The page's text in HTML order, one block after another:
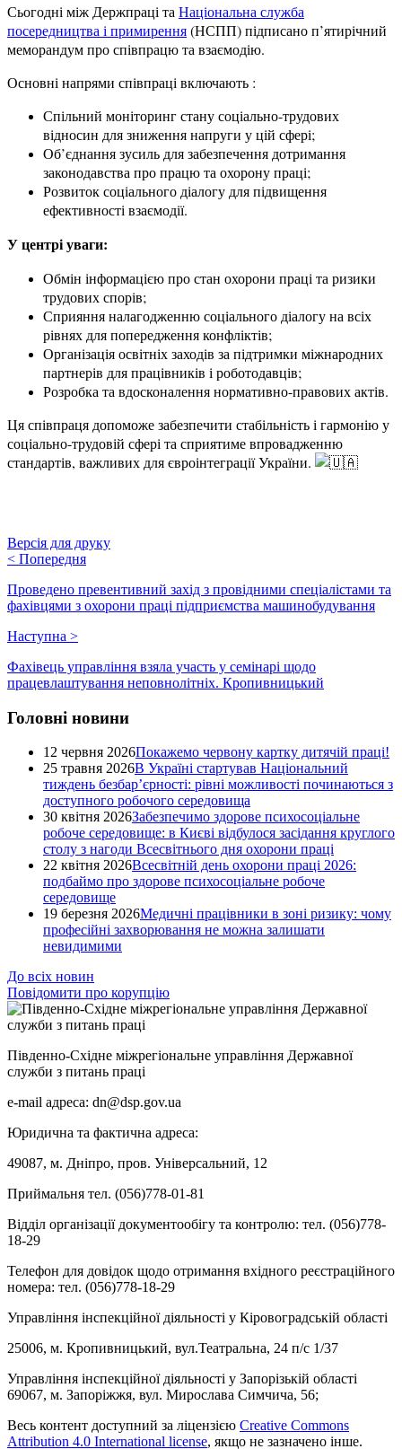
Сьогодні між Держпраці та Національна служба
посередництва і примирення(НСПП) підписано п’ятирічний
меморандум про співпрацю та взаємодію.
Основні напрями співпраці включають :
Спільний моніторинг стану соціально-трудових
відносин для зниження напруги у цій сфері;
Об’єднання зусиль для забезпечення дотримання
законодавства про працю та охорону праці;
Розвиток соціального діалогу для підвищення
ефективності взаємодії.
У центрі уваги:
Обмін інформацією про стан охорони праці та ризики
трудових спорів;
Сприяння налагодженню соціального діалогу на всіх
рівнях для попередження конфліктів;
Організація освітніх заходів за підтримки міжнародних
партнерів для працівників і роботодавців;
Розробка та вдосконалення нормативно-правових актів.
Ця співпраця допоможе забезпечити стабільність і гармонію у
соціально-трудовій сфері та сприятиме впровадженню
стандартів, важливих для євроінтеграції України.
Версія для друку
< Попередня
Проведено превентивний захід з провідними спеціалістами та
фахівцями з охорони праці підприємства машинобудування
Наступна >
Фахівець управління взяла участь у семінарі щодо
працевлаштування неповнолітніх. Кропивницький
Головні новини
12 червня 2026Покажемо червону картку дитячій праці!
25 травня 2026В Україні стартував Національний
тиждень безбар’єрності: рівні можливості починаються з
доступного робочого середовища
30 квітня 2026Забезпечимо здорове психосоціальне
робоче середовище: в Києві відбулося засідання круглого
столу з нагоди Всесвітнього дня охорони праці
22 квітня 2026Всесвітній день охорони праці 2026:
подбаймо про здорове психосоціальне робоче
середовище
19 березня 2026Медичні працівники в зоні ризику: чому
професійні захворювання не можна залишати
невидимими
До всіх новин
Повідомити про корупцію
Південно-Східне міжрегіональне управління Державної
служби з питань праці
e-mail адреса: dn@dsp.gov.ua
Юридична та фактична адреса:
49087, м. Дніпро, пров. Універсальний, 12
Приймальня тел. (056)778-01-81
Відділ організації документообігу та контролю: тел. (056)778-
18-29
Телефон для довідок щодо отримання вхідного реєстраційного
номера: тел. (056)778-18-29
Управління інспекційної діяльності у Кіровоградській області
25006, м. Кропивницький, вул.Театральна, 24 п/с 1/37
Управління інспекційної діяльності у Запорізькій області
69067, м. Запоріжжя, вул. Мирослава Симчича, 56;
Весь контент доступний за ліцензією Creative Commons
Attribution 4.0 International license, якщо не зазначено інше.